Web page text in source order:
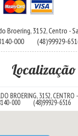
Broering, 3152,Centro -
000 (48)99929-
Localização
BROERING, 3152,CENTRO -
000 (48)99929-6516